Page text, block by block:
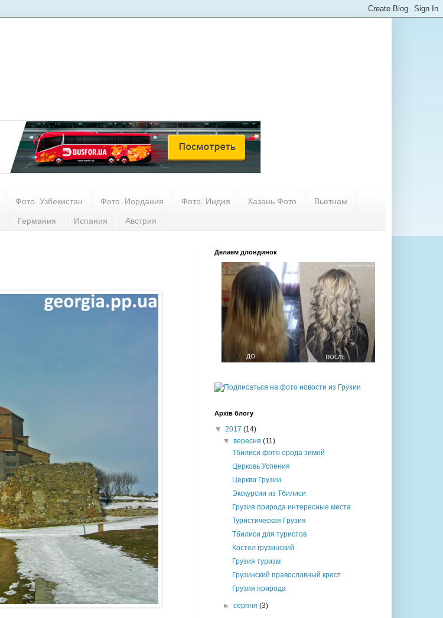
Фото. Узбекистан Фото. Иордания Фото. Индия Казань Фото Вьетнам
Германия Испания Австрия
Делаем длондинок
Архів блогу
▼ 2017 (14)
▼вересня(11)
Тбилиси фото орода зимой
Церковь Успения
Церкви Грузии
Экскурсии из Тбилиси
Грузия природа интересные места
Туристическая Грузия
Тбилиси для туристов
Костел грузинский
Грузия туризм
Грузинский православный крест
Грузия природа
►серпня(3)